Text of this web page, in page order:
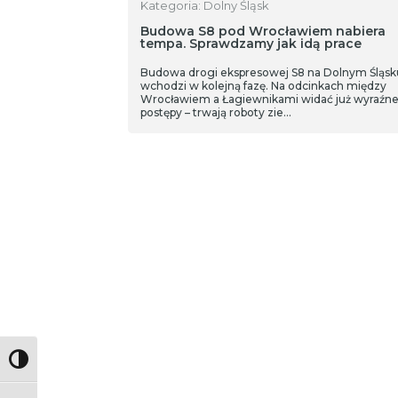
Toggle High Contrast
Kategoria: Dolny Śląsk
Budowa S8 pod Wrocławiem nabiera
tempa. Sprawdzamy jak idą prace
Budowa drogi ekspresowej S8 na Dolnym
wchodzi w kolejną fazę. Na odcinkach między
Wrocławiem a Łagiewnikami widać już wyraźne
postępy – trwają roboty zie…